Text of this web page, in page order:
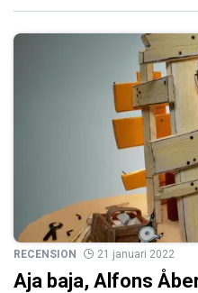
RECENSION 21 januari 2022
Aja baja, Alfons